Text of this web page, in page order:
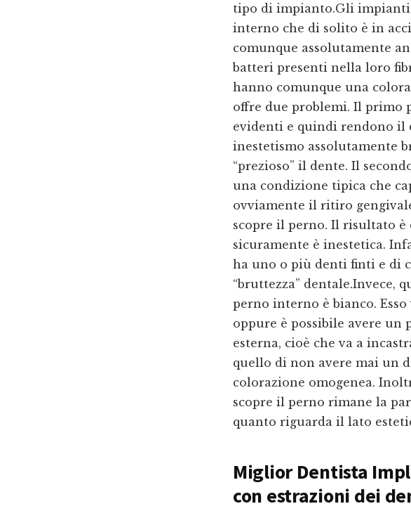
tipo di impianto.Gli
interno che di solito è in
comunque assolutamente
batteri presenti nella loro
hanno comunque una
offre due problemi. Il primo
evidenti e quindi rendono il
inestetismo assolutamente
“prezioso” il dente. Il
una condizione tipica che
ovviamente il ritiro
scopre il perno. Il risultato
sicuramente è inestetica.
ha uno o più denti finti e di
“bruttezza” dentale.Invece,
perno interno è bianco.
oppure è possibile avere
esterna, cioè che va a
quello di non avere mai un
colorazione omogenea.
scopre il perno rimane la
quanto riguarda il lato
Miglior Dentista
con estrazioni dei